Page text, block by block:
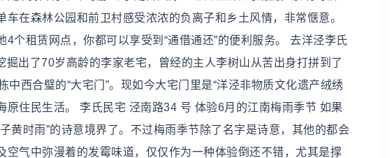
在森林公园和前卫村感受浓浓的负离子和乡土风情，非常惬意。
个租赁网点，你都可以享受到“通借通还”的便利服务。 去洋泾李氏
掘出了70岁高龄的李家老宅，曾经的主人李树山从苦出身打拼到了
西合璧的“大宅门”。现如今大宅门里是“洋泾非物质文化遗产绒绣
原住民生活。 李氏民宅 泾南路34 号 体验6月的江南梅雨季节 如果
黄时雨”的诗意境界了。不过梅雨季节除了名字是诗意，其他的都会
气中弥漫着的发霉味道，仅仅作为一种体验倒还不错，尤其是撑